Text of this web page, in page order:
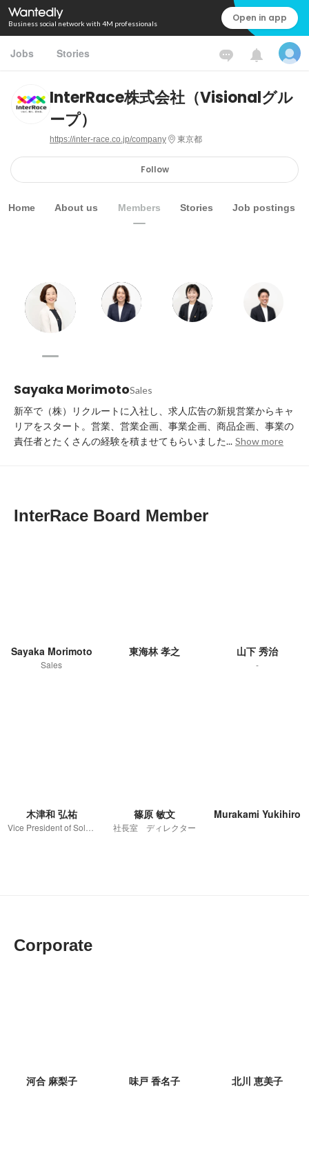
Business social network with 4M professionals Open in app
Jobs Stories
InterRace株式会社（Visionalグル
ープ）
https://inter-race.co.jp/company 東京都
Follow
Home About us Members Stories Job postings
Sayaka MorimotoSales
新卒で（株）リクルートに入社し、求人広告の新規営業からキャ
リアをスタート。営業、営業企画、事業企画、商品企画、事業の
責任者とたくさんの経験を積ませてもらいました... Show more
InterRace Board Member
Sayaka Morimoto
Sales
東海林 孝之 山下 秀治
-
木津和 弘祐 篠原 敏文
社長室 ディレクター
Murakami Yukihiro
Corporate
河合 麻梨子 味戸 香名子 北川 恵美子